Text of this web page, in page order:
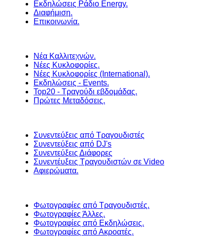
Εκδηλώσεις Ράδιο Energy.
Διαφήμιση.
Επικοινωνία.
Νέα Καλλιτεχνών.
Νέες Κυκλοφορίες.
Νέες Κυκλοφορίες (International).
Εκδηλώσεις - Events.
Top20 - Τραγούδι εβδομάδας.
Πρώτες Μεταδόσεις.
Συνεντεύξεις από Τραγουδιστές
Συνεντεύξεις από DJ's
Συνεντεύξεις Διάφορες
Συνεντέυξεις Τραγουδιστών σε Video
Αφιερώματα.
Φωτογραφίες από Τραγουδιστές.
Φωτογραφίες Άλλες.
Φωτογραφίες από Εκδηλώσεις.
Φωτογραφίες από Ακροατές.